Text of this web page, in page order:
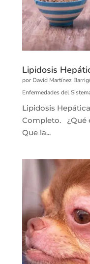
Lipidosis
porDavid Martínez
Enfermedades del
Lipidosis
Completo. ¿Qué
Que la...